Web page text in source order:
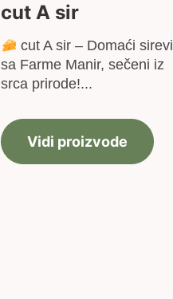
cut A sir
cut A sir – Domaći sirevi
sa Farme Manir, sečeni iz
srca prirode!...
Vidi proizvode